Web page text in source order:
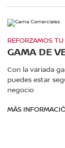
REFORZAMOS TU
GAMA DE
Con la variada
puedes estar
negocio
MÁS